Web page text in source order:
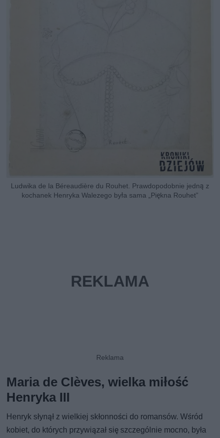
Ludwika de la Béreaudière du Rouhet. Prawdopodobnie jedną z
kochanek Henryka Walezego była sama „Piękna Rouhet”
Maria de Clèves, wielka miłość
Henryka III
Henryk słynął z wielkiej skłonności do romansów. Wśród
kobiet, do których przywiązał się szczególnie mocno, była